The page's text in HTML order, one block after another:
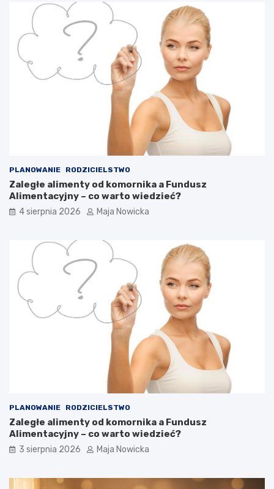
PLANOWANIE RODZICIELSTWO
Zaległe alimenty od komornika a Fundusz
Alimentacyjny – co warto wiedzieć?
4 sierpnia 2026 Maja Nowicka
PLANOWANIE RODZICIELSTWO
Zaległe alimenty od komornika a Fundusz
Alimentacyjny – co warto wiedzieć?
3 sierpnia 2026 Maja Nowicka